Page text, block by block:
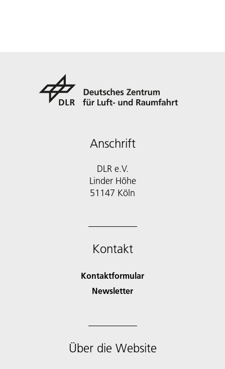
Anschrift
DLR e.V.
Linder Höhe
51147 Köln
Kontakt
Kontaktformular
Newsletter
Über die Website